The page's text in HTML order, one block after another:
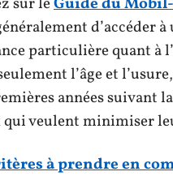
d’accéder à
particulière quant à l’
l’âge et
années suivant
veulent minimiser
à prendre en